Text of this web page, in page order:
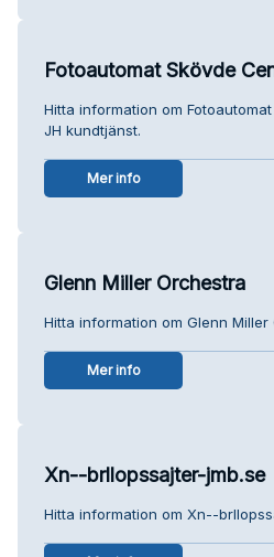
Fotoautomat Skövde
Hitta information om
JH kundtjänst.
Mer info
Glenn Miller Orchestra
Hitta information om Glenn
Mer info
Xn--brllopssajter-jmb.se
Hitta information om Xn--